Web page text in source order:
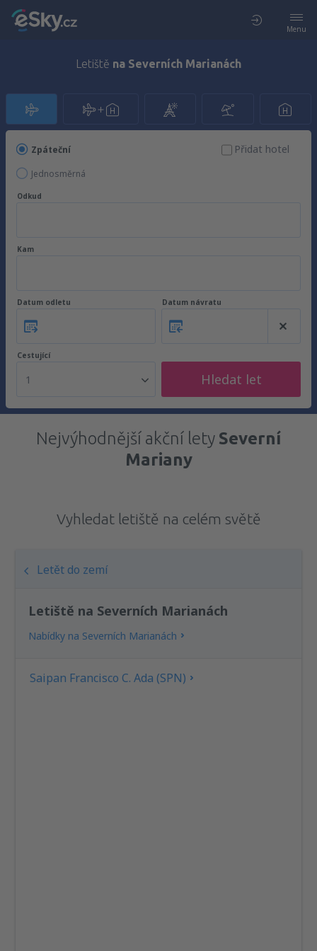
Menu
Letiště na Severních Marianách
Zpáteční
Jednosměrná
Přidat hotel
Odkud
Kam
Datum odletu Datum návratu
Cestující
1 Hledat let
Nejvýhodnější akční lety Severní
Mariany
Vyhledat letiště na celém světě
Letět do zemí
Letiště na Severních Marianách
Nabídky na Severních Marianách
Saipan Francisco C. Ada (SPN)